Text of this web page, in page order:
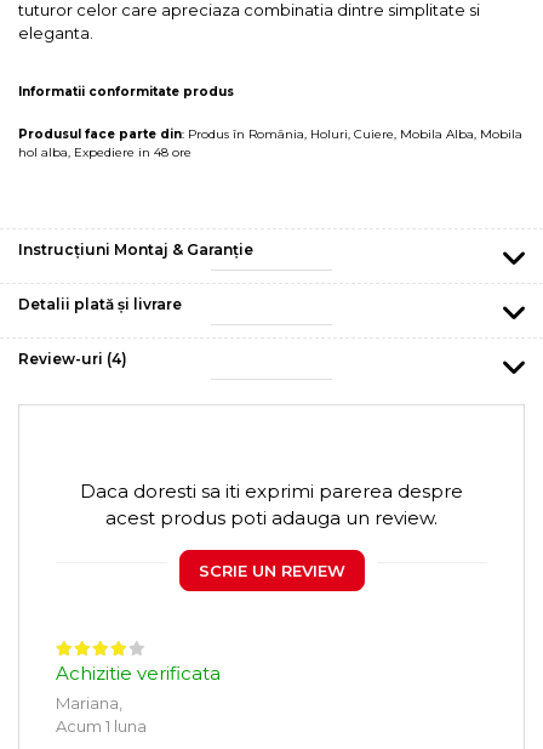
tuturor celor care apreciaza combinatia dintre simplitate si
eleganta.
Informatii conformitate produs
Produsul face parte din: Produs în România, Holuri, Cuiere, Mobila Alba, Mobila
hol alba, Expediere in 48 ore
Instrucțiuni Montaj & Garanție
Detalii plată și livrare
Review-uri (4)
Daca doresti sa iti exprimi parerea despre
acest produs poti adauga un review.
SCRIE UN REVIEW
Achizitie verificata
Mariana,
Acum 1 luna